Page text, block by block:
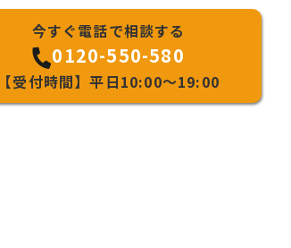
今すぐ電話で相談する
0120-550-580
【受付時間】平日10:00～19:00